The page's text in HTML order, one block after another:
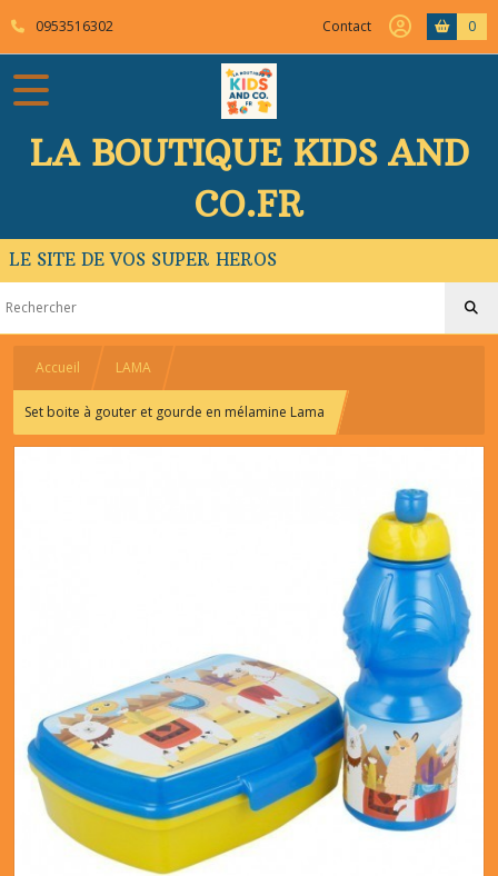
0953516302 Contact 0
LA BOUTIQUE KIDS AND
CO.FR
LE SITE DE VOS SUPER HEROS
Accueil LAMA
Set boite à gouter et gourde en mélamine Lama